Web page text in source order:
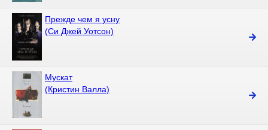
Прежде чем я усну
(Си Джей Уотсон)
Мускат
(Кристин Валла)